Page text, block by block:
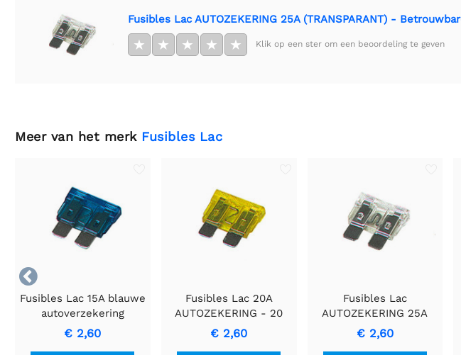
Fusibles Lac AUTOZEKERING 25A (TRANSPARANT) -
★ ★ ★ ★ ★ Klik op een ster om een beoordeling te geven
Meer van het merk Fusibles Lac

Fusibles Lac 15A blauwe
autoverzekering
zekering
€ 2,60
Fusibles Lac 20A
AUTOZEKERING - 20
Ampé Autozekering
voor bedrading
€ 2,60
Fusibles Lac
AUTOZEKERING 25A
(TRANSPARANT) -
Betrouwbare
€ 2,60